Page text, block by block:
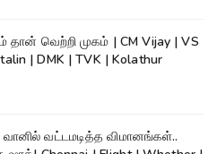
முகம் | CM Vijay | VS
| DMK | TVK | Kolathur
வட்டமடித்த விமானங்கள்..